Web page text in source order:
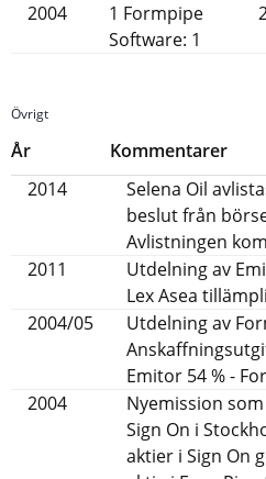
2004
1 Formpipe
Software: 1
Övrigt
År
Kommentarer
2014
Selena Oil
beslut från
Avlistningen
2011
Utdelning av
Lex Asea
2004/05
Utdelning av
Emitor 54 % -
2004
Nyemission
Sign On i
aktier i Sign On